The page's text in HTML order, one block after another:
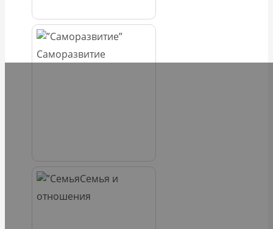
Саморазвитие
Семья и
отношения